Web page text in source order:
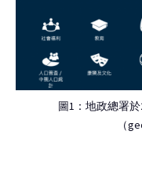
圖1：地政總署
（